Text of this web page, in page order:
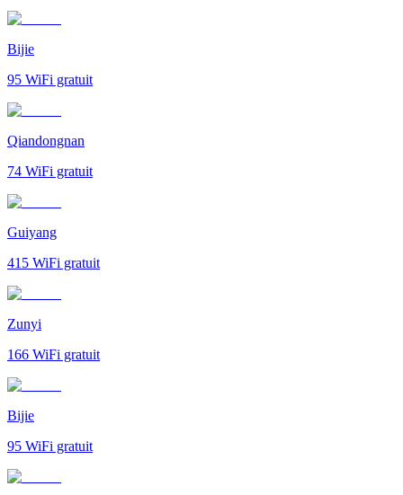
Bijie
95 WiFi gratuit
Qiandongnan
74 WiFi gratuit
Guiyang
415 WiFi gratuit
Zunyi
166 WiFi gratuit
Bijie
95 WiFi gratuit